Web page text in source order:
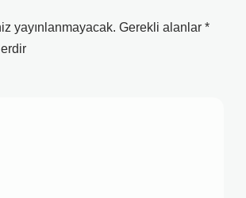
yayınlanmayacak. Gerekli alanlar *